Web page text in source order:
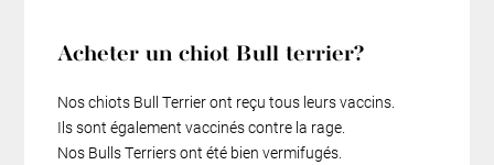
Acheter un chiot Bull terrier?
Nos chiots Bull Terrier ont reçu tous leurs vaccins.
Ils sont également vaccinés contre la rage.
Nos Bulls Terriers ont été bien vermifugés.